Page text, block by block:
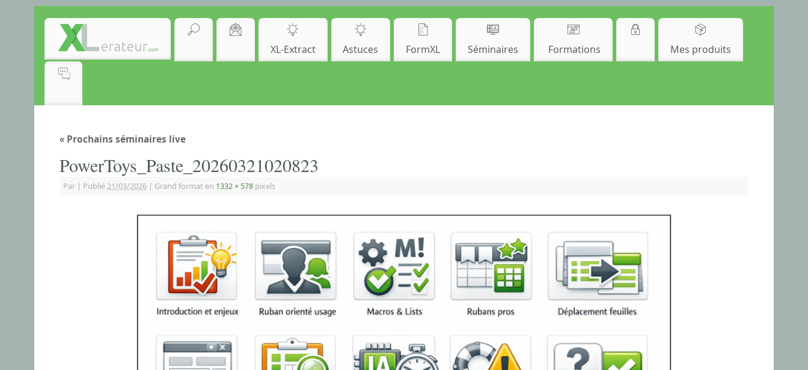
XL-Extract Astuces FormXL Séminaires Formations Mes produits
« Prochains séminaires live
PowerToys_Paste_20260321020823
Par | Publié21/03/2026 | Grand format en 1332 × 578 pixels